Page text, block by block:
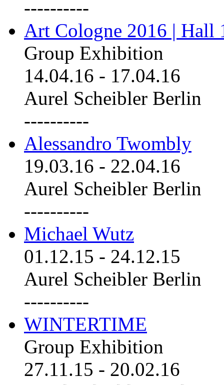
----------
Art Cologne 2016 | Hall
Group Exhibition
14.04.16 - 17.04.16
Aurel Scheibler Berlin
----------
Alessandro Twombly
19.03.16 - 22.04.16
Aurel Scheibler Berlin
----------
Michael Wutz
01.12.15 - 24.12.15
Aurel Scheibler Berlin
----------
WINTERTIME
Group Exhibition
27.11.15 - 20.02.16